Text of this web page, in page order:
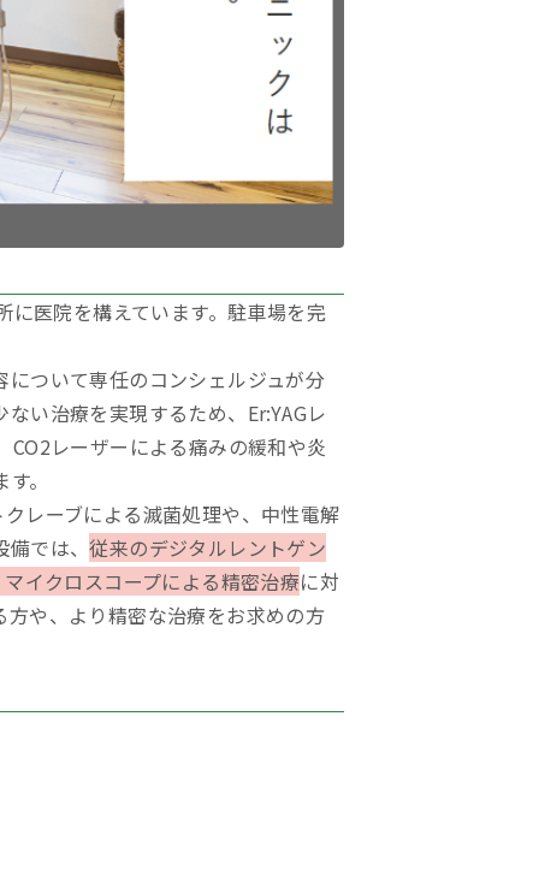
に医院を構えています。駐車場を完
ついて専任のコンシェルジュが分
い治療を実現するため、Er:YAGレ
レーザーによる痛みの緩和や炎
。
レーブによる滅菌処理や、中性電解
備では、従来のデジタルレントゲン
イクロスコープによる精密治療に対
や、より精密な治療をお求めの方